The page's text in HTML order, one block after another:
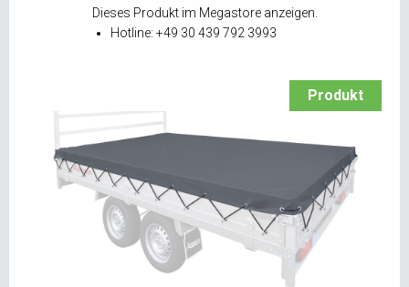
Produkt
Dieses Produkt im Megastore anzeigen.
Hotline: +49 30 439 792 3993